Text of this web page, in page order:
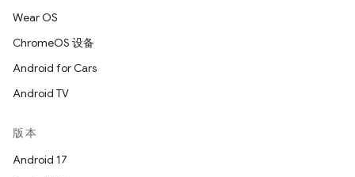
Wear OS
ChromeOS 设备
Android for Cars
Android TV
版本
Android 17